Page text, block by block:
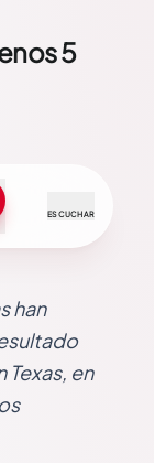
5
ESCUCHAR
han
Texas, en